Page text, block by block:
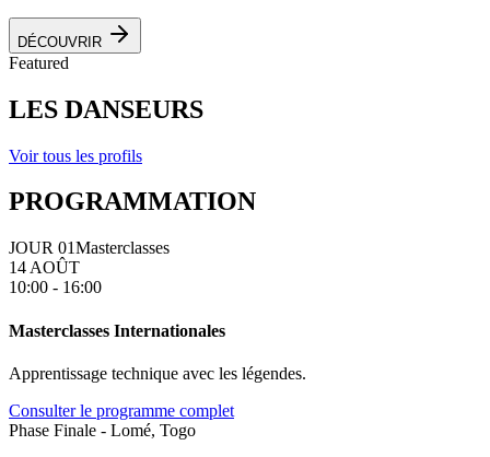
DÉCOUVRIR
Featured
LES DANSEURS
Voir tous les profils
PROGRAMMATION
JOUR 01Masterclasses
14 AOÛT
10:00 - 16:00
Masterclasses Internationales
Apprentissage technique avec les légendes.
Consulter le programme complet
Phase Finale - Lomé, Togo